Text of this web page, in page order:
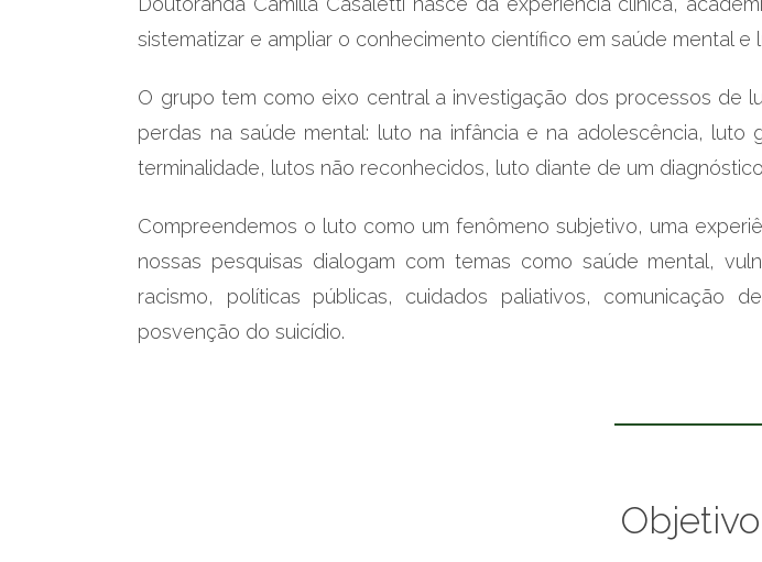
sistematizar e ampliar o conhecimento científico em saúde mental e
O grupo tem como eixo central a investigação dos processos de
perdas na saúde mental: luto na infância e na adolescência,
terminalidade, lutos não reconhecidos, luto diante de um
Compreendemos o luto como um fenômeno subjetivo, uma
nossas pesquisas dialogam com temas como saúde mental,
racismo, políticas públicas, cuidados paliativos,
posvenção do suicídio.
Objetivo